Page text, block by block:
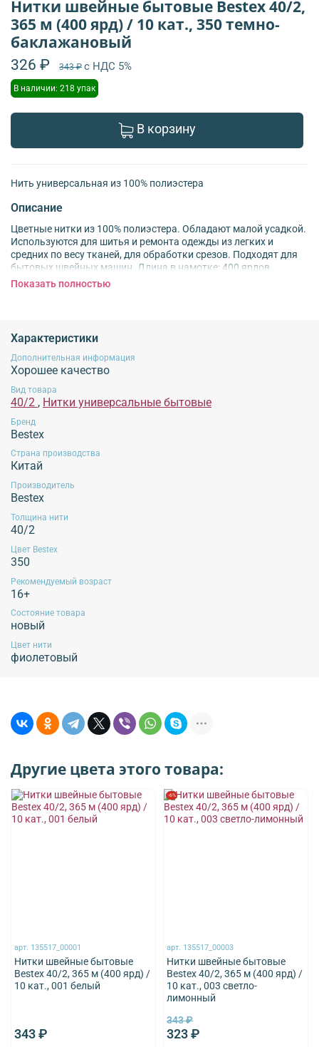
Нитки швейные бытовые Bestex 40/2,
365 м (400 ярд) / 10 кат., 350 темно-
баклажановый
326 ₽ 343 ₽ с НДС 5%
В наличии: 218 упак
В корзину
Нить универсальная из 100% полиэстера
Описание
Цветные нитки из 100% полиэстера. Обладают малой усадкой.
Используются для шитья и ремонта одежды из легких и
средних по весу тканей, для обработки срезов. Подходят для
бытовых швейных машин. Длина в намотке: 400 ярдов.
Толщина нити: 40/2
Показать полностью
Характеристики
Дополнительная информация
Хорошее качество
Вид товара
40/2 , Нитки универсальные бытовые
Бренд
Bestex
Страна производства
Китай
Производитель
Bestex
Толщина нити
40/2
Цвет Bestex
350
Рекомендуемый возраст
16+
Состояние товара
новый
Цвет нити
фиолетовый
Другие цвета этого товара:
арт. 135517_00001
Нитки швейные бытовые
Bestex 40/2, 365 м (400 ярд) /
10 кат., 001 белый
343 ₽
-6%
арт. 135517_00003
Нитки швейные бытовые
Bestex 40/2, 365 м (400 ярд) /
10 кат., 003 светло-
лимонный
343 ₽
323 ₽